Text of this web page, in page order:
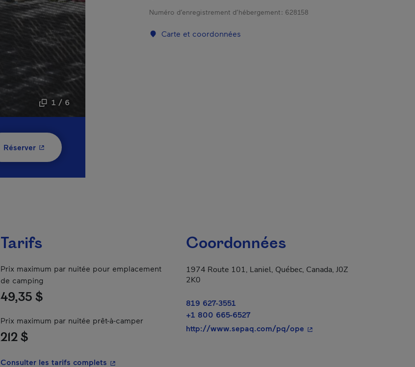
1 / 6
Réserver- Cet hyperlien s'ouvrira dans une nouvelle fenêtre.
Numéro d’enregistrement d’hébergement : 628158
Carte et coordonnées
Tarifs
Prix maximum par nuitée pour emplacement
de camping
49,35 $
Prix maximum par nuitée prêt-à-camper
212 $
Consulter les tarifs complets - Cet hyperlien s'ouvrira dans une nouvelle fenêtre.
Coordonnées
1974 Route 101, Laniel, Québec, Canada, J0Z
2K0
819 627-3551
+1 800 665-6527
http://www.sepaq.com/pq/ope - Cet hyperlien s'ouvrira